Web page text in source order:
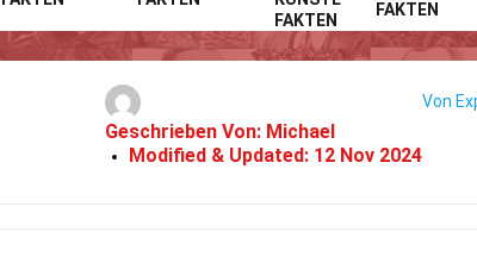
FAKTEN
FAKTEN
39 Fakten Über
Geschrieben Von: Michael
Modified & Updated: 12 Nov 2024
Von